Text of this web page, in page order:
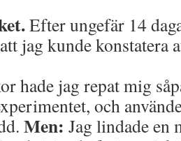
Efter ungefär 14
jag kunde
hade jag repat mig
och
Men: Jag lindade en